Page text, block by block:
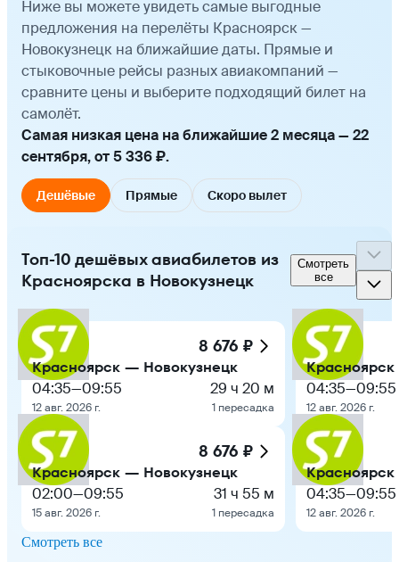
Ниже вы можете увидеть самые выгодные
предложения на перелёты Красноярск —
Новокузнецк на ближайшие даты. Прямые и
стыковочные рейсы разных авиакомпаний —
сравните цены и выберите подходящий билет на
самолёт.
Самая низкая цена на ближайшие 2 месяца — 22
сентября, от 5 336 ₽.
Дешёвые Прямые Скоро вылет
Топ-10 дешёвых авиабилетов из
Красноярска в Новокузнецк
Смотреть
все
8 676 ₽
Красноярск — Новокузнецк
04:35—09:55
12 авг. 2026 г.
29 ч 20 м
1 пересадка
8 676 ₽
Красноярск — Новокузнецк
02:00—09:55
15 авг. 2026 г.
31 ч 55 м
1 пересадка
04:35—09:55
12 авг. 2026 г.
04:35—09:55
12 авг. 2026 г.
Смотреть все